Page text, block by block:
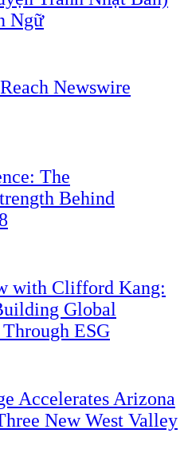
Ngữ
Newswire
The
Behind
with Clifford Kang:
Global
ESG
Accelerates Arizona
New West Valley